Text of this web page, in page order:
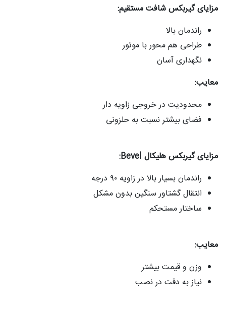
مزایای گیربکس شافت مستقیم:
راندمان بالا
طراحی هم‌ محور با موتور
نگهداری آسان
معایب:
محدودیت در خروجی زاویه‌ دار
فضای بیشتر نسبت به حلزونی
مزایای گیربکس هلیکال Bevel:
راندمان بسیار بالا در زاویه ۹۰ درجه
انتقال گشتاور سنگین بدون مشکل
ساختار مستحکم
معایب:
وزن و قیمت بیشتر
نیاز به دقت در نصب